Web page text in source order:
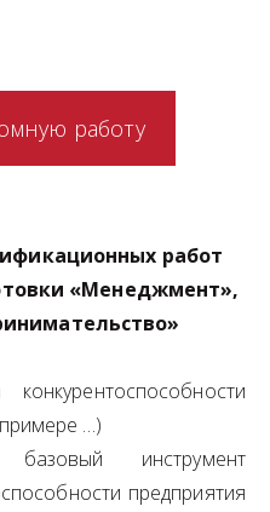
работу
работ
«Менеджмент»,
…)
инструмент
предприятия